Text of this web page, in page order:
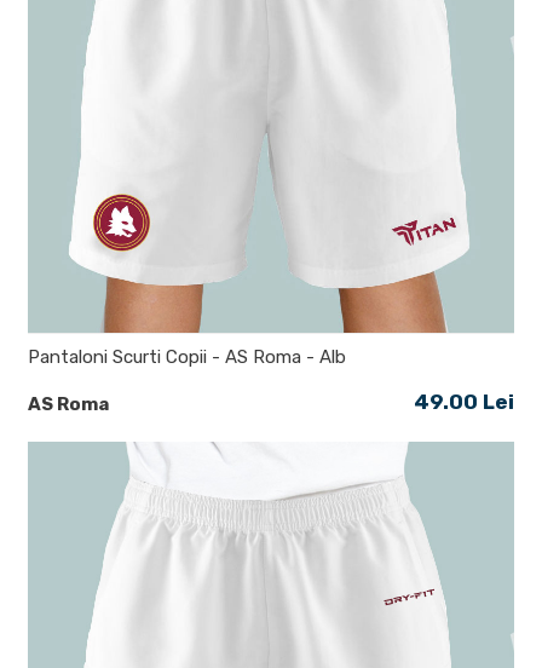
AS Roma
Pantaloni Scurti Copii - AS Roma - Alb
49.00 Lei